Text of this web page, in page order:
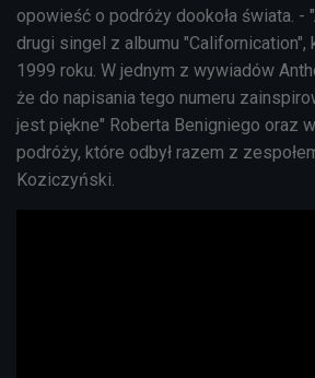
opowieść o podróży dookoła świata. -
drugi singel z albumu "Californication",
1999 roku. W jednym z wywiadów
że do napisania tego numeru
jest piękne" Roberta Benigniego oraz
podróży, które odbył razem z
Koziczyński.